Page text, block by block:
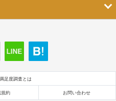
足度調査とは
規約 お問い合わせ